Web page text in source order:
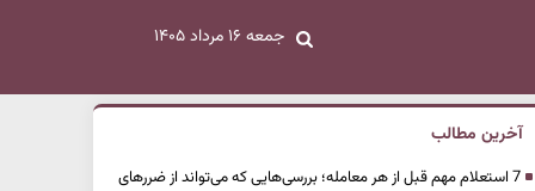
جمعه ۱۶ مرداد ۱۴۰۵
آخرین مطالب
7 استعلام مهم قبل از هر معامله؛ بررسی‌هایی که می‌تواند از ضررهای